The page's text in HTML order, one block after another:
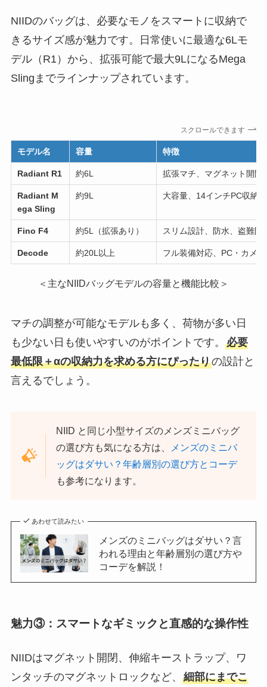
NIIDのバッグは、必要なモノをスマートに収納で
きるサイズ感が魅力です。日常使いに最適な6Lモ
デル（R1）から、拡張可能で最大9LになるMega
Slingまでラインナップされています。
スクロールできます
モデル名 容量 特徴
Radiant R1 約6L 拡張マチ、マグネット開閉
Radiant M
ega Sling
約9L 大容量、14インチPC収納
Fino F4 約5L（拡張あり） スリム設計、防水、盗難防
Decode 約20L以上 フル装備対応、PC・カメ
＜主なNIIDバッグモデルの容量と機能比較＞
マチの調整が可能なモデルも多く、荷物が多い日
も少ない日も使いやすいのがポイントです。 必要
最低限＋αの収納力を求める方にぴったりの設計と
言えるでしょう。
NIID と同じ小型サイズのメンズミニバッグ
の選び方も気になる方は、
メンズのミニバ
ッグはダサい？年齢層別の選び方とコーデ
も参考になります。
あわせて読みたい
メンズのミニバッグはダサい？言
われる理由と年齢層別の選び方や
コーデを解説！
魅力③：スマートなギミックと直感的な操作性
NIIDはマグネット開閉、伸縮キーストラップ、ワ
ンタッチのマグネットロックなど、 細部にまでこ